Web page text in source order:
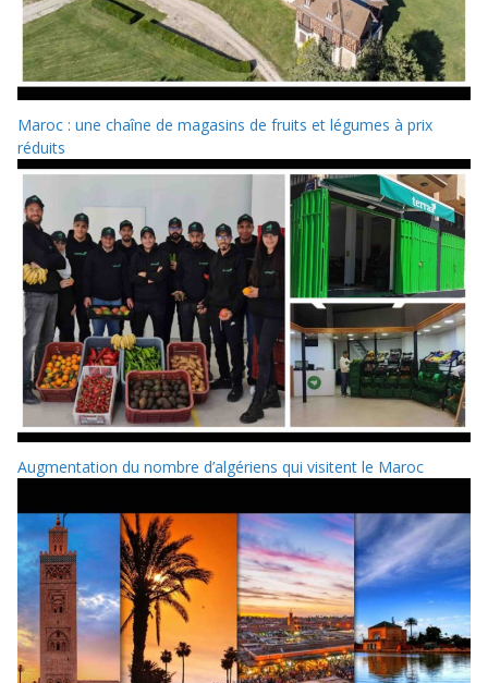
Maroc : une chaîne de magasins de fruits et légumes à prix
réduits
Augmentation du nombre d’algériens qui visitent le Maroc